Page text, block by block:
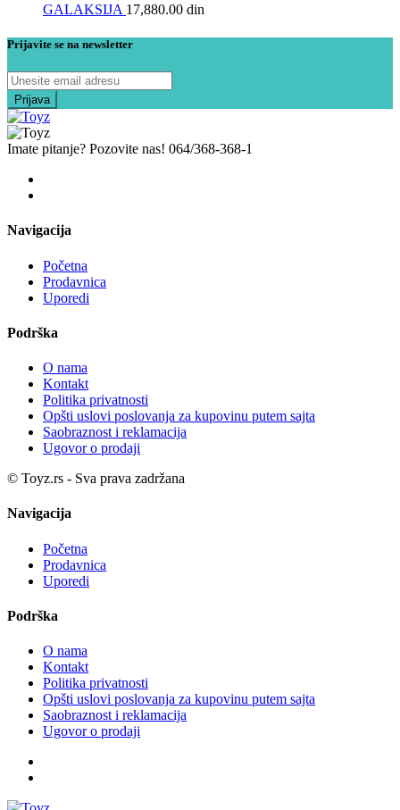
GALAKSIJA 17,880.00 din
Prijavite se na newsletter
Imate pitanje? Pozovite nas! 064/368-368-1
Navigacija
Početna
Prodavnica
Uporedi
Podrška
O nama
Kontakt
Politika privatnosti
Opšti uslovi poslovanja za kupovinu putem sajta
Saobraznost i reklamacija
Ugovor o prodaji
© Toyz.rs - Sva prava zadržana
Navigacija
Početna
Prodavnica
Uporedi
Podrška
O nama
Kontakt
Politika privatnosti
Opšti uslovi poslovanja za kupovinu putem sajta
Saobraznost i reklamacija
Ugovor o prodaji